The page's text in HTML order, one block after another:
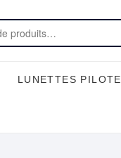
LUNETTES PILOTE